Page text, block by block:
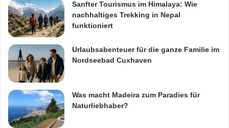
Sanfter Tourismus im Himalaya: Wie
nachhaltiges Trekking in Nepal
funktioniert
Urlaubsabenteuer für die ganze Familie im
Nordseebad Cuxhaven
Was macht Madeira zum Paradies für
Naturliebhaber?